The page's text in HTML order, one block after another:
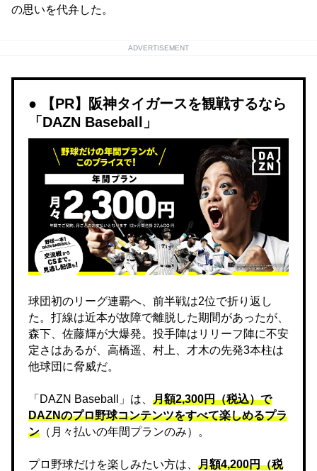
の思いを代弁した。
ADVERTISEMENT
【PR】阪神タイガースを観戦するなら
「DAZN Baseball」
球団初のリーグ連覇へ、前半戦は2位で折り返し
た。打線は近本が故障で離脱した期間があったが、
森下、佐藤輝が大爆発。投手陣はリリーフ陣に不安
定さはあるが、高橋遥、村上、才木の先発3本柱は
他球団に脅威だ。
「DAZN Baseball」は、 月額2,300円（税込）で
DAZNのプロ野球コンテンツをすべて楽しめるプラ
ン （月々払いの年間プランのみ）。
プロ野球だけを楽しみたい方は、 月額4,200円（税